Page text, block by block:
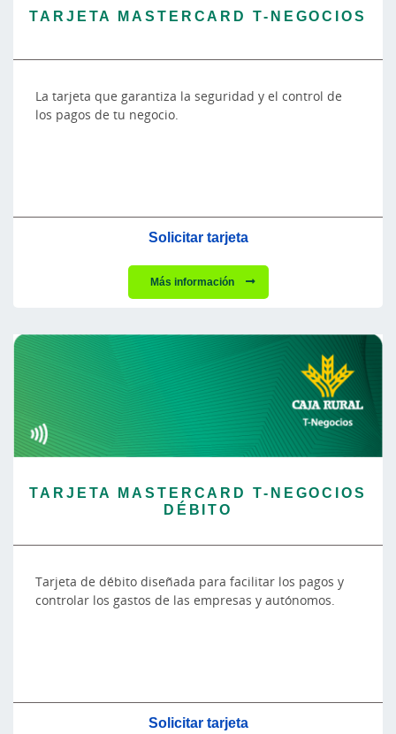
TARJETA MASTERCARD T-NEGOCIOS
La tarjeta que garantiza la seguridad y el control de
los pagos de tu negocio.
Solicitar tarjeta
Más información
TARJETA MASTERCARD T-NEGOCIOS
DÉBITO
Tarjeta de débito diseñada para facilitar los pagos y
controlar los gastos de las empresas y autónomos.
Solicitar tarjeta